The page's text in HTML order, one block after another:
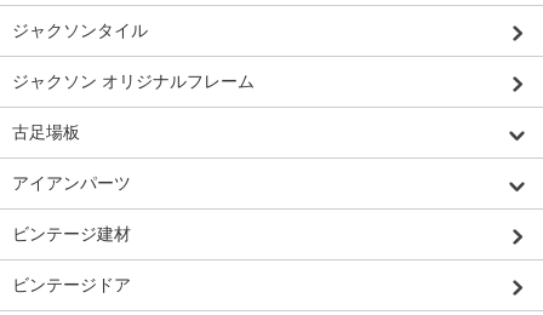
ジャクソンタイル
ジャクソン オリジナルフレーム
古足場板
アイアンパーツ
ビンテージ建材
ビンテージドア